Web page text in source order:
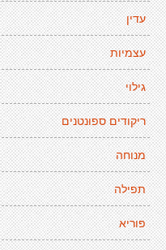
עדין
עצמיות
גילוי
ריקודים ספונטנים
מנוחה
תפילה
פוריא